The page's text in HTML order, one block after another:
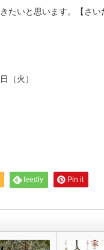
たいと思います。【さい
（火）
feedly Pin it